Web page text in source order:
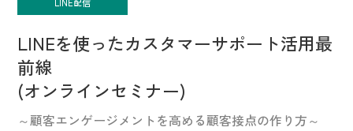
会社案内
採用情報
IR情報
CX向上情報サイト
LINEを使ったカスタマーサポート活用最
前線
(オンラインセミナー)
～顧客エンゲージメントを高める顧客接点の作り方～